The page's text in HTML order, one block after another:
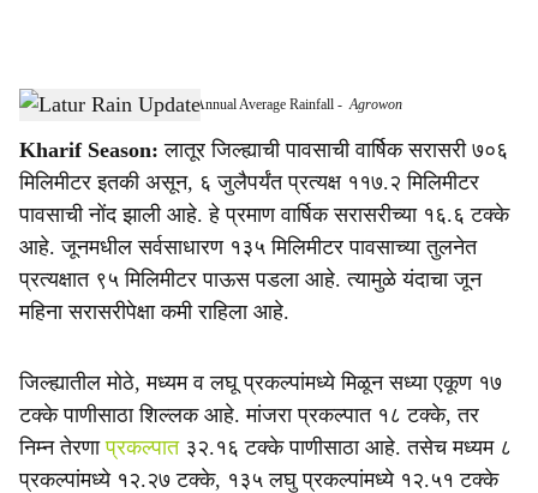
a
r
e
Latur Receives Only 16.6% of Annual Average Rainfall -Agrowon
Kharif Season: लातूर जिल्ह्याची पावसाची वार्षिक सरासरी ७०६
मिलिमीटर इतकी असून, ६ जुलैपर्यंत प्रत्यक्ष ११७.२ मिलिमीटर
पावसाची नोंद झाली आहे. हे प्रमाण वार्षिक सरासरीच्या १६.६ टक्के
आहे. जूनमधील सर्वसाधारण १३५ मिलिमीटर पावसाच्या तुलनेत
प्रत्यक्षात ९५ मिलिमीटर पाऊस पडला आहे. त्यामुळे यंदाचा जून
महिना सरासरीपेक्षा कमी राहिला आहे.
जिल्ह्यातील मोठे, मध्यम व लघू प्रकल्पांमध्ये मिळून सध्या एकूण १७
टक्के पाणीसाठा शिल्लक आहे. मांजरा प्रकल्पात १८ टक्के, तर
निम्न तेरणाप्रकल्पात ३२.१६ टक्के पाणीसाठा आहे. तसेच मध्यम ८
प्रकल्पांमध्ये १२.२७ टक्के, १३५ लघु प्रकल्पांमध्ये १२.५१ टक्के